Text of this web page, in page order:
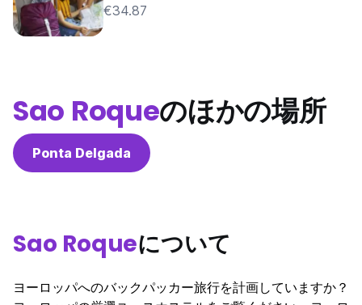
€34.87
Sao Roqueのほかの場所
Ponta Delgada
Sao Roqueについて
ヨーロッパへのバックパッカー旅行を計画していますか？